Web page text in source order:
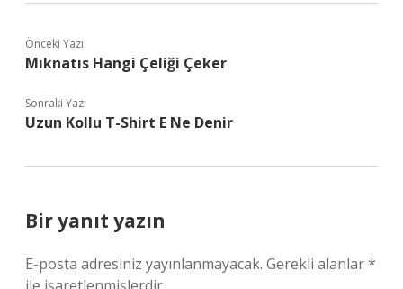
Önceki Yazı
Mıknatıs Hangi Çeliği Çeker
Sonraki Yazı
Uzun Kollu T-Shirt E Ne Denir
Bir yanıt yazın
E-posta adresiniz yayınlanmayacak. Gerekli alanlar*